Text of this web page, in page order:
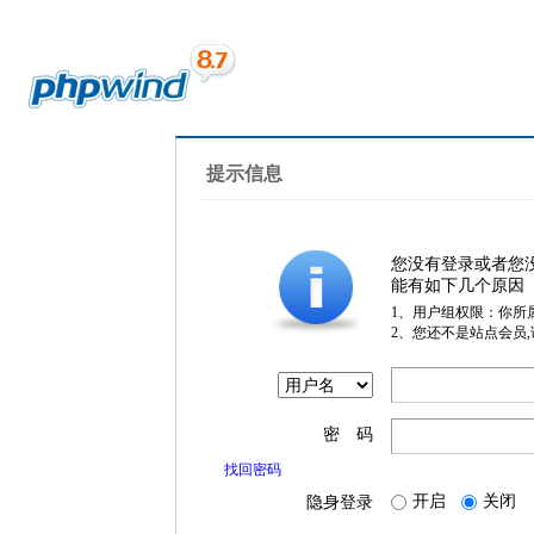
提示信息
您没有登录或者您
能有如下几个原因
1、用户组权限：你所
2、您还不是站点会员
密 码
找回密码
隐身登录 开启 关闭